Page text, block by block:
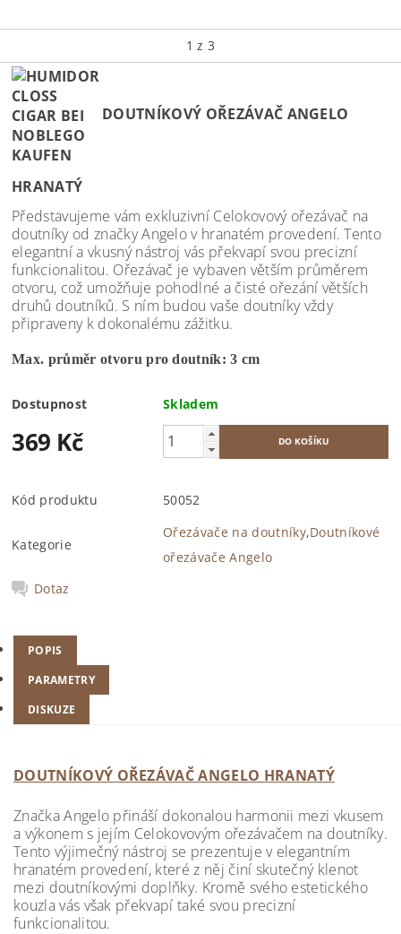
1 z 3
DOUTNÍKOVÝ OŘEZÁVAČ ANGELO
HRANATÝ
Představujeme vám exkluzivní Celokovový ořezávač na
doutníky od značky Angelo v hranatém provedení. Tento
elegantní a vkusný nástroj vás překvapí svou precizní
funkcionalitou. Ořezávač je vybaven větším průměrem
otvoru, což umožňuje pohodlné a čisté ořezání větších
druhů doutníků. S ním budou vaše doutníky vždy
připraveny k dokonalému zážitku.
Max. průměr otvoru pro doutník: 3 cm
Dostupnost Skladem
369 Kč
Kód produktu 50052
Kategorie
Ořezávače na doutníky,Doutníkové
ořezávače Angelo
Dotaz
POPIS
PARAMETRY
DISKUZE
DOUTNÍKOVÝ OŘEZÁVAČ ANGELO HRANATÝ
Značka Angelo přináší dokonalou harmonii mezi vkusem
a výkonem s jejím Celokovovým ořezávačem na doutníky.
Tento výjimečný nástroj se prezentuje v elegantním
hranatém provedení, které z něj činí skutečný klenot
mezi doutníkovými doplňky. Kromě svého estetického
kouzla vás však překvapí také svou precizní
funkcionalitou.